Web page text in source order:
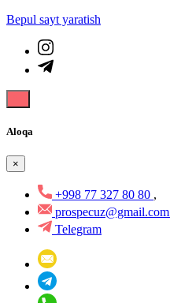
Bepul sayt yaratish
Aloqa
×
+998 77 327 80 80 ,
prospecuz@gmail.com
Telegram